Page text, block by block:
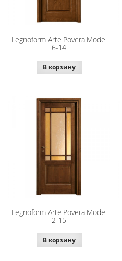
Legnoform Arte Povera Model
6-14
В корзину
Legnoform Arte Povera Model
2-15
В корзину